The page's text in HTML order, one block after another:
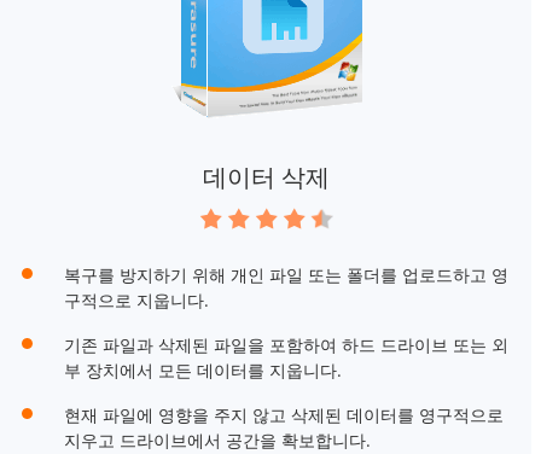
데이터 삭제
복구를 방지하기 위해 개인 파일 또는 폴더를 업로드하고 영
구적으로 지웁니다.
기존 파일과 삭제된 파일을 포함하여 하드 드라이브 또는 외
부 장치에서 모든 데이터를 지웁니다.
현재 파일에 영향을 주지 않고 삭제된 데이터를 영구적으로
지우고 드라이브에서 공간을 확보합니다.